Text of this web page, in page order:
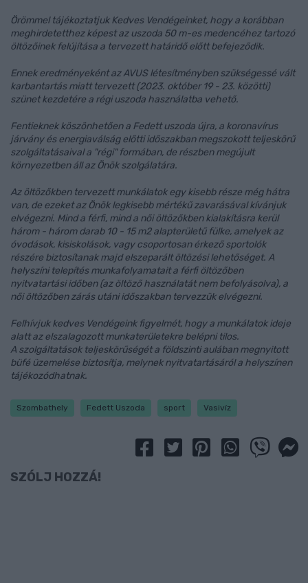
Örömmel tájékoztatjuk Kedves Vendégeinket, hogy a korábban
meghirdetetthez képest az uszoda 50 m-es medencéhez tartozó
öltözőinek felújítása a tervezett határidő előtt befejeződik.
Ennek eredményeként az AVUS létesítményben szükségessé vált
karbantartás miatt tervezett (2023. október 19 - 23. közötti)
szünet kezdetére a régi uszoda használatba vehető.
Fentieknek köszönhetően a Fedett uszoda újra, a koronavírus
járvány és energiaválság előtti időszakban megszokott teljeskörű
szolgáltatásaival a "régi" formában, de részben megújult
környezetben áll az Önök szolgálatára.
Az öltözőkben tervezett munkálatok egy kisebb része még hátra
van, de ezeket az Önök legkisebb mértékű zavarásával kívánjuk
elvégezni. Mind a férfi, mind a női öltözőkben kialakításra kerül
három - három darab 10 - 15 m2 alapterületű fülke, amelyek az
óvodások, kisiskolások, vagy csoportosan érkező sportolók
részére biztosítanak majd elszeparált öltözési lehetőséget. A
helyszíni telepítés munkafolyamatait a férfi öltözőben
nyitvatartási időben (az öltöző használatát nem befolyásolva), a
női öltözőben zárás utáni időszakban tervezzük elvégezni.
Felhívjuk kedves Vendégeink figyelmét, hogy a munkálatok ideje
alatt az elszalagozott munkaterületekre belépni tilos.
A szolgáltatások teljeskörűségét a földszinti aulában megnyitott
büfé üzemelése biztosítja, melynek nyitvatartásáról a helyszínen
tájékozódhatnak.
Szombathely Fedett Uszoda sport Vasivíz
SZÓLJ HOZZÁ!